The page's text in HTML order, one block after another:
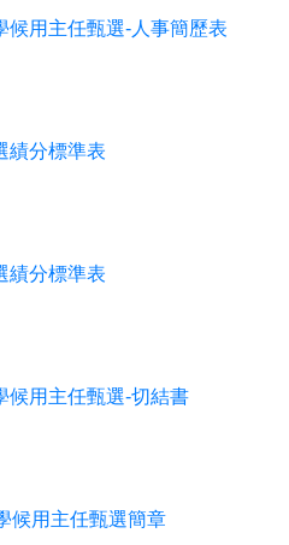
候用主任甄選-人事簡歷表
績分標準表
績分標準表
候用主任甄選-切結書
候用主任甄選簡章